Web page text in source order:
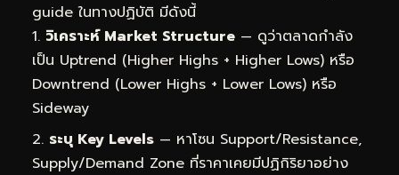
guide ในทางปฏิบัติ มีดังนี้
วิเคราะห์ Market Structure — ดูว่าตลาดกำลัง
เป็น Uptrend (Higher Highs + Higher Lows) หรือ
Downtrend (Lower Highs + Lower Lows) หรือ
Sideway
ระบุ Key Levels — หาโซน Support/Resistance,
Supply/Demand Zone ที่ราคาเคยมีปฏิกิริยาอย่าง